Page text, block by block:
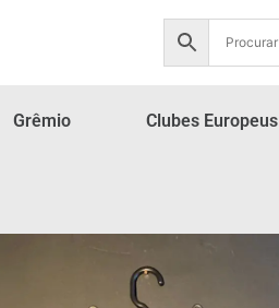
Grêmio Clubes Europeus